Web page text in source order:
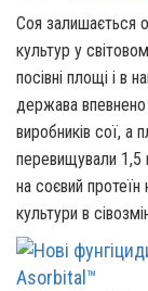
Соя залишається
культур у
посівні площі і в
держава впевнено
виробників сої, а
перевищували 1,5
на соєвий
культури в